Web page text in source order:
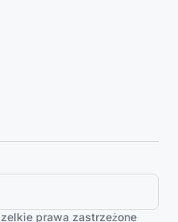
prawa zastrzeżone